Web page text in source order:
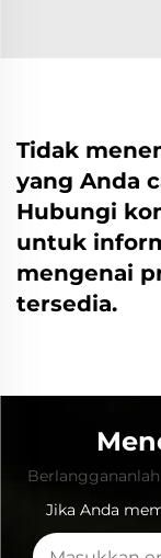
Tidak
yang Anda
Hubungi
untuk
mengenai
tersedia.
Jika Anda